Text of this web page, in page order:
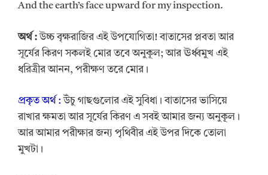
And the earth’s face upward for my inspection.
অর্থ :উচ্চ বৃক্ষরাজির এই উপযোগিতা! বাতাসের প্লবতা আর
সূর্যের কিরণ সকলই মোর তবে অনুকূল; আর ঊর্ধ্বমুখ এই
ধরিত্রীর আনন, পরীক্ষণ তরে মোর।
প্রকৃত অর্থ : উঁচু গাছগুলোর এই সুবিধা। বাতাসের ভাসিয়ে
রাখার ক্ষমতা আর সূর্যের কিরণ এ সবই আমার জন্য অনুকূল।
আর আমার পরীক্ষার জন্য পৃথিবীর এই উপর দিকে তোলা
মুখটা।